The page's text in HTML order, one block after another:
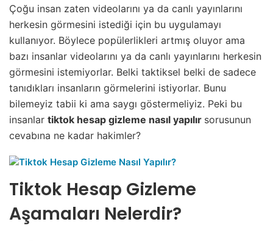
Çoğu insan zaten videolarını ya da canlı yayınlarını
herkesin görmesini istediği için bu uygulamayı
kullanıyor. Böylece popülerlikleri artmış oluyor ama
bazı insanlar videolarını ya da canlı yayınlarını herkesin
görmesini istemiyorlar. Belki taktiksel belki de sadece
tanıdıkları insanların görmelerini istiyorlar. Bunu
bilemeyiz tabii ki ama saygı göstermeliyiz. Peki bu
insanlar tiktok hesap gizleme nasıl yapılır sorusunun
cevabına ne kadar hakimler?
Tiktok Hesap Gizleme
Aşamaları Nelerdir?